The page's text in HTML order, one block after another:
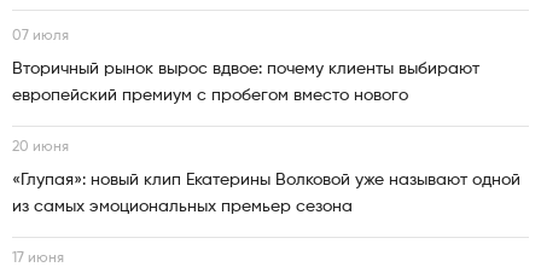
07 июля
Вторичный рынок вырос вдвое: почему клиенты выбирают
европейский премиум с пробегом вместо нового
20 июня
«Глупая»: новый клип Екатерины Волковой уже называют одной
из самых эмоциональных премьер сезона
17 июня